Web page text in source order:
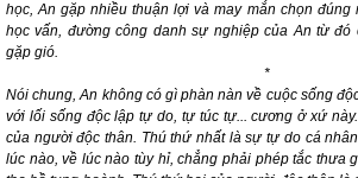
học, An gặp nhiều thuận lợi và may mắn chọn
học vấn, đường công danh sự nghiệp của An từ
gặp gió.
*
Nói chung, An không có gì phàn nàn về cuộc sống
với lối sống độc lập tự do, tự túc tự... cương ở xứ
của người độc thân. Thú thứ nhất là sự tự do cá
lúc nào, về lúc nào tùy hỉ, chẳng phải phép tắc thưa